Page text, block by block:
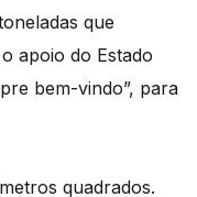
que
apoio do Estado
bem-vindo”, para
quadrados.